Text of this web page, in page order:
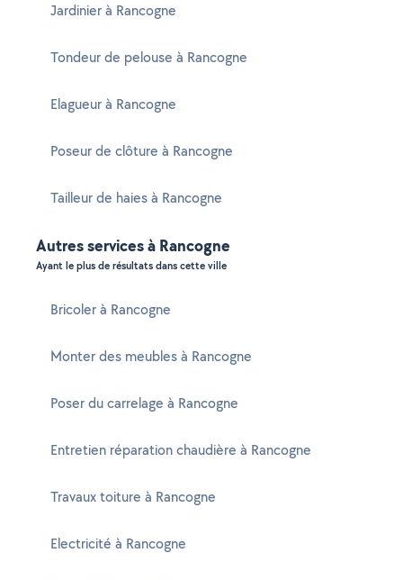
Jardinier à Rancogne
Tondeur de pelouse à Rancogne
Elagueur à Rancogne
Poseur de clôture à Rancogne
Tailleur de haies à Rancogne
Autres services à Rancogne
Ayant le plus de résultats dans cette ville
Bricoler à Rancogne
Monter des meubles à Rancogne
Poser du carrelage à Rancogne
Entretien réparation chaudière à Rancogne
Travaux toiture à Rancogne
Electricité à Rancogne